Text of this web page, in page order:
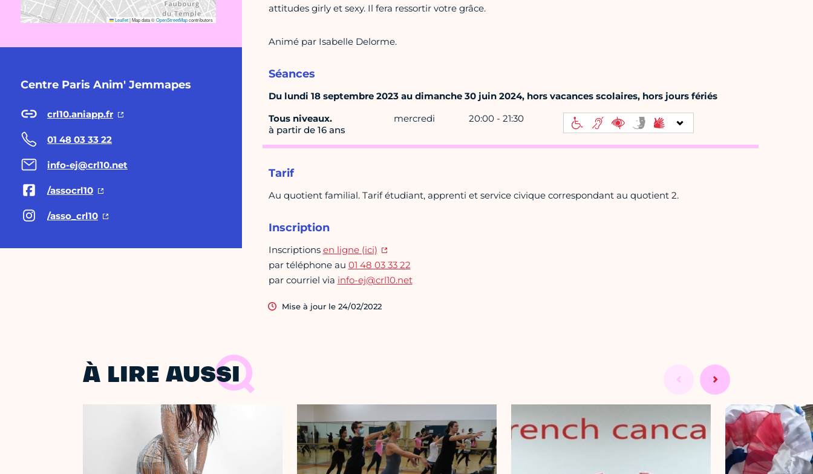
Leaflet|Map data ©OpenStreetMapcontributors
Centre Paris Anim' Jemmapes
crl10.aniapp.fr
01 48 03 33 22
info-ej@crl10.net
/assocrl10
/asso_crl10
attitudes girly et sexy. Il fera ressortir votre grâce.
Animé par Isabelle Delorme.
Séances
Du lundi 18 septembre 2023 au dimanche 30 juin 2024, hors vacances scolaires, hors jours fériés
Tous niveaux.
à partir de 16 ans
mercredi 20:00 - 21:30
Tarif
Au quotient familial. Tarif étudiant, apprenti et service civique correspondant au quotient 2.
Inscription
Inscriptions en ligne (ici)
par téléphone au 01 48 03 33 22
par courriel via info-ej@crl10.net
Mise à jour le 24/02/2022
À LIRE AUSSI